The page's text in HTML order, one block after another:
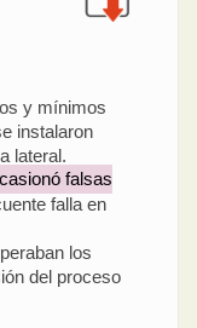
y mínimos
instalaron
lateral.
falsas
falla en
los
del proceso